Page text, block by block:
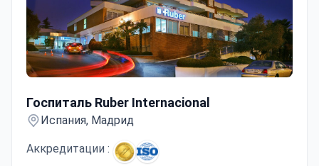
Госпиталь Ruber Internacional
Испания, Мадрид
Аккредитации :